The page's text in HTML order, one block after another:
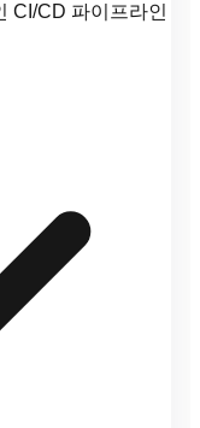
CI/CD 파이프라인